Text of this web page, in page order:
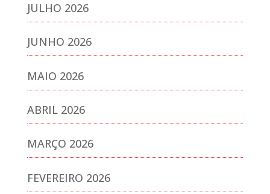
JULHO 2026
JUNHO 2026
MAIO 2026
ABRIL 2026
MARÇO 2026
FEVEREIRO 2026